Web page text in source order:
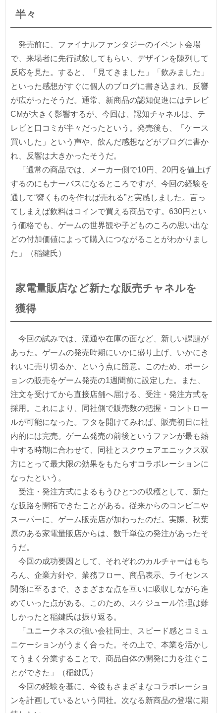
半々
発売前に、ファイナルファンタジーのイベント会場
で、来場者に先行試飲してもらい、デザインを陳列して
反応を見た。すると、「見てきました」「飲みました」
といった感想がすぐに個人のブログに書き込まれ、反響
が広がったそうだ。通常、新商品の認知促進にはテレビ
CMが大きく影響するが、今回は、認知チャネルは、テ
レビと口コミが半々だったという。発売後も、「ケース
買いした」という声や、飲んだ感想などがブログに書か
れ、反響は大きかったそうだ。
「通常の商品では、メーカー側で10円、20円を値上げ
するのにもナーバスになるところですが、今回の経験を
通して“響くものを作れば売れる”と実感しました。言っ
てしまえば飲料はコインで買える商品です。630円とい
う価格でも、ゲームの世界観や子どものころの思い出な
どの付加価値によって購入につながることがわかりまし
た」（稲鍵氏）
家電量販店など新たな販売チャネルを
獲得
今回の試みでは、流通や在庫の面など、新しい課題が
あった。ゲームの発売時期にいかに盛り上げ、いかにき
れいに売り切るか、という点に留意。このため、ポーシ
ョンの販売をゲーム発売の1週間前に設定した。また、
注文を受けてから直接店舗へ届ける、受注・発注方式を
採用。これにより、同社側で販売数の把握・コントロー
ルが可能になった。フタを開けてみれば、販売初日に社
内的には完売。ゲーム発売の前後というファンが最も熱
中する時期に合わせて、同社とスクウェアエニックス双
方にとって最大限の効果をもたらすコラボレーションに
なったという。
受注・発注方式によるもうひとつの収穫として、新た
な販路を開拓できたことがある。従来からのコンビニや
スーパーに、ゲーム販売店が加わったのだ。実際、秋葉
原のある家電量販店からは、数千単位の発注があったそ
うだ。
今回の成功要因として、それぞれのカルチャーはもち
ろん、企業方針や、業務フロー、商品表示、ライセンス
関係に至るまで、さまざまな点を互いに吸収しながら進
めていった点がある。このため、スケジュール管理は難
しかったと稲鍵氏は振り返る。
「ユニークネスの強い会社同士、スピード感とコミュ
ニケーションがうまく合った。その上で、本業を活かし
てうまく分業することで、商品自体の開発に力を注ぐこ
とができた」（稲鍵氏）
今回の経験を基に、今後もさまざまなコラボレーショ
ンを計画しているという同社。次なる新商品の登場に期